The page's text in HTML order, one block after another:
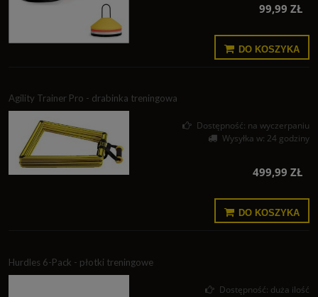
99,99 ZŁ
DO KOSZYKA
Agility Trainer Pro - drabinka treningowa
Dostępność: na wyczerpaniu
Wysyłka w: 24 godziny
499,99 ZŁ
DO KOSZYKA
Hurdles 6-Pack - płotki treningowe
Dostępność: duża ilość